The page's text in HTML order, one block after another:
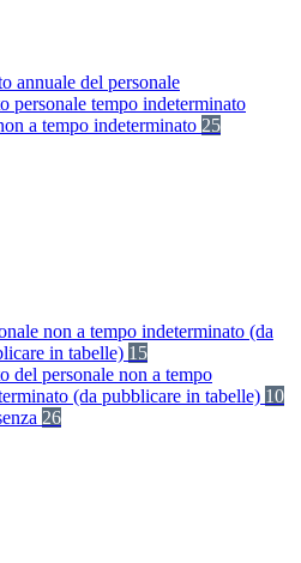
annuale del personale
personale tempo indeterminato
a tempo indeterminato 25
non a tempo indeterminato (da
in tabelle) 15
del personale non a tempo
(da pubblicare in tabelle) 10
26